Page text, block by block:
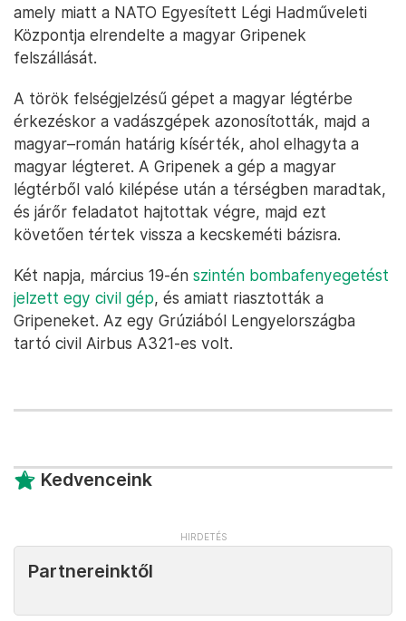
amely miatt a NATO Egyesített Légi Hadműveleti
Központja elrendelte a magyar Gripenek
felszállását.
A török felségjelzésű gépet a magyar légtérbe
érkezéskor a vadászgépek azonosították, majd a
magyar–román határig kísérték, ahol elhagyta a
magyar légteret. A Gripenek a gép a magyar
légtérből való kilépése után a térségben maradtak,
és járőr feladatot hajtottak végre, majd ezt
követően tértek vissza a kecskeméti bázisra.
Két napja, március 19-én szintén bombafenyegetést
jelzett egy civil gép, és amiatt riasztották a
Gripeneket. Az egy Grúziából Lengyelországba
tartó civil Airbus A321-es volt.
Kedvenceink
Partnereinktől